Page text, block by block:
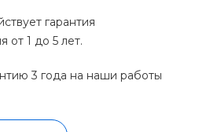
гарантия
от 1 до 5 лет.
3 года на наши работы